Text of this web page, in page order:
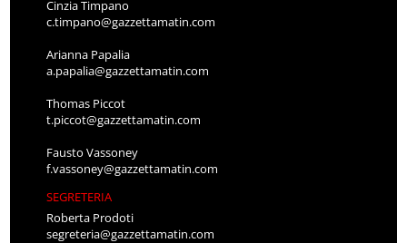
Cinzia Timpano
c.timpano@gazzettamatin.com
Arianna Papalia
a.papalia@gazzettamatin.com
Thomas Piccot
t.piccot@gazzettamatin.com
Fausto Vassoney
f.vassoney@gazzettamatin.com
SEGRETERIA
Roberta Prodoti
segreteria@gazzettamatin.com